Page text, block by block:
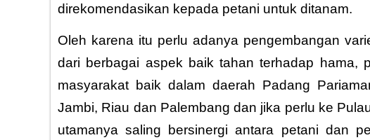
direkomendasikan kepada petani untuk ditanam.
Oleh karena itu perlu adanya pengembangan
dari berbagai aspek baik tahan terhadap hama,
masyarakat baik dalam daerah Padang
Jambi, Riau dan Palembang dan jika perlu ke
utamanya saling bersinergi antara petani dan